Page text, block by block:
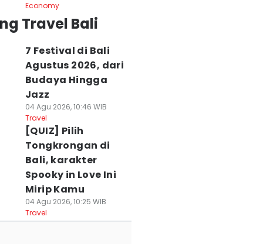
Economy
Travel Bali
7 Festival di Bali
Agustus 2026, dari
Budaya Hingga
Jazz
04 Agu 2026, 10:46 WIB
Travel
[QUIZ] Pilih
Tongkrongan di
Bali, karakter
Spooky in Love Ini
Mirip Kamu
04 Agu 2026, 10:25 WIB
Travel